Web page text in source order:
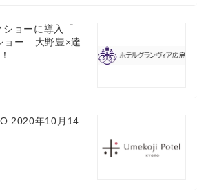
ョーに導入「
ョー 大野豊×達
2020年10月14